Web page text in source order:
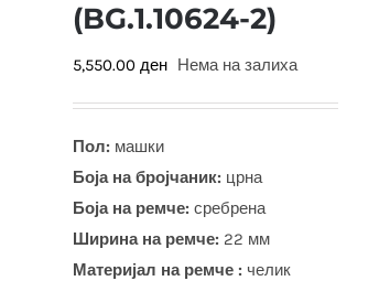
(BG.1.10624-2)
5,550.00 ден Нема на залиха
Пол: машки
Боја на бројчаник: црна
Боја на ремче: сребрена
Ширина на ремче: 22 мм
Материјал на ремче : челик